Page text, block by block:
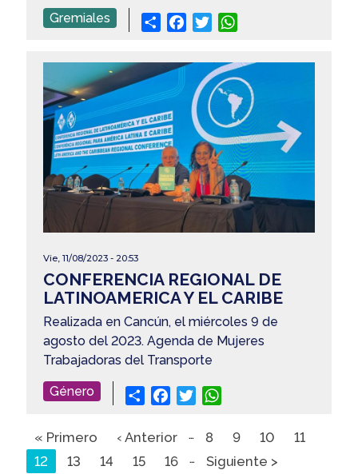
Gremiales Share Facebook
Twitter
Vie, 11/08/2023 - 20:53
CONFERENCIA REGIONAL DE
LATINOAMERICA Y EL CARIBE
Realizada en Cancún, el miércoles 9 de
agosto del 2023. Agenda de Mujeres
Trabajadoras del Transporte
Género Share Facebook
Twitter
Primera
página
« Primero
Página
anterior
‹ Anterior … Página
8 Página
9 Página
10 Página
11
Página
12 Página
13 Página
14 Página
15 Página
16 …
Siguiente
Siguiente >